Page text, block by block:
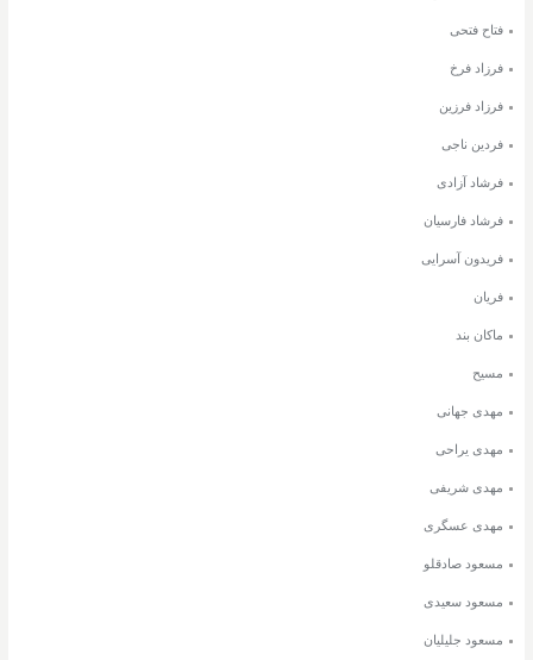
فتاح فتحی
فرزاد فرخ
فرزاد فرزین
فردین ناجی
فرشاد آزادی
فرشاد فارسیان
فریدون آسرایی
فریان
ماکان بند
مسیح
مهدی جهانی
مهدی یراحی
مهدی شریفی
مهدی عسگری
مسعود صادقلو
مسعود سعیدی
مسعود جلیلیان